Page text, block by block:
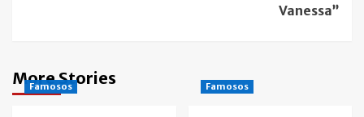
Vanessa”
More Stories
Famosos Famosos